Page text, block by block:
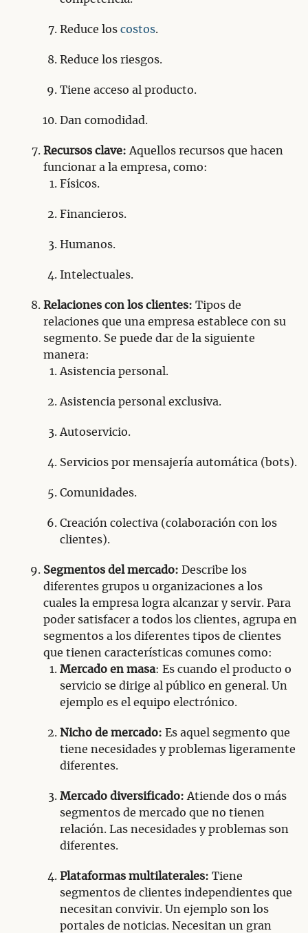
Reduce los costos.
Reduce los riesgos.
Tiene acceso al producto.
Dan comodidad.
Recursos clave: Aquellos recursos que hacen
funcionar a la empresa, como:
Físicos.
Financieros.
Humanos.
Intelectuales.
Relaciones con los clientes: Tipos de
relaciones que una empresa establece con su
segmento. Se puede dar de la siguiente
manera:
Asistencia personal.
Asistencia personal exclusiva.
Autoservicio.
Servicios por mensajería automática (bots).
Comunidades.
Creación colectiva (colaboración con los
clientes).
Segmentos del mercado: Describe los
diferentes grupos u organizaciones a los
cuales la empresa logra alcanzar y servir. Para
poder satisfacer a todos los clientes, agrupa en
segmentos a los diferentes tipos de clientes
que tienen características comunes como:
Mercado en masa: Es cuando el producto o
servicio se dirige al público en general. Un
ejemplo es el equipo electrónico.
Nicho de mercado: Es aquel segmento que
tiene necesidades y problemas ligeramente
diferentes.
Mercado diversificado: Atiende dos o más
segmentos de mercado que no tienen
relación. Las necesidades y problemas son
diferentes.
Plataformas multilaterales: Tiene
segmentos de clientes independientes que
necesitan convivir. Un ejemplo son los
portales de noticias. Necesitan un gran